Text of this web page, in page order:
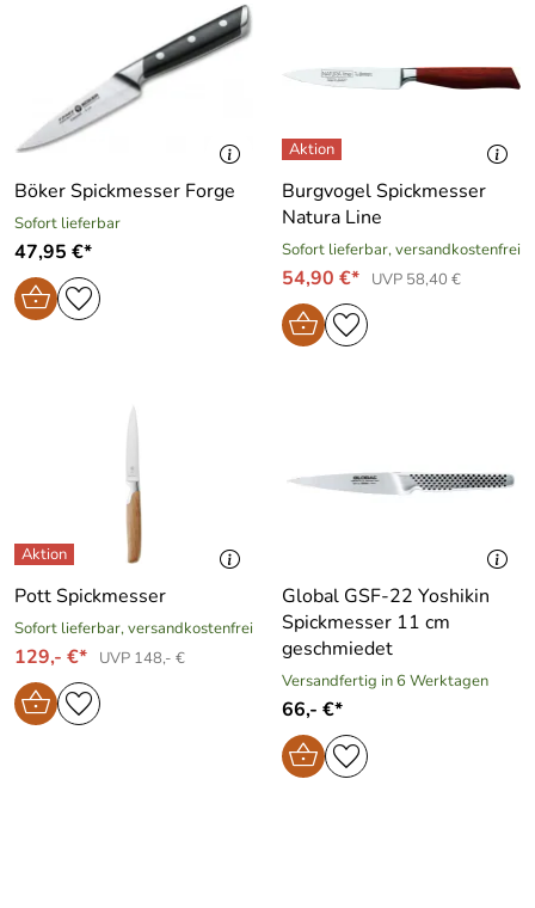
Böker Spickmesser Forge
Sofort lieferbar
47,95 €*
Burgvogel Spickmesser
Natura Line
Sofort lieferbar, versandkostenfrei
54,90 €* UVP 58,40 €
Pott Spickmesser
Sofort lieferbar, versandkostenfrei
129,- €* UVP 148,- €
Global GSF-22 Yoshikin
Spickmesser 11 cm
geschmiedet
Versandfertig in 6 Werktagen
66,- €*